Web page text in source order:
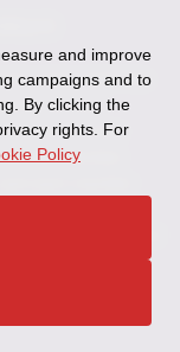
有，轉載必究
under which the
tax and
to one or more
the member
to clients.GTIL and
obligate, one
or omissions.
and improve
campaigns and to
By clicking the
rights. For
Policy